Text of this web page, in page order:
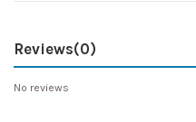
Reviews(0)
No reviews